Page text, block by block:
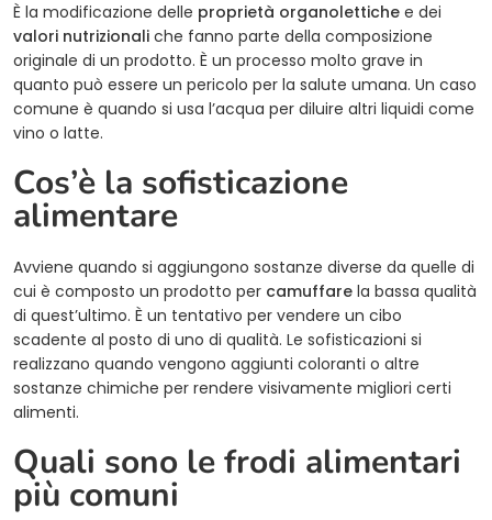
È la modificazione delle proprietà organolettiche e dei
valori nutrizionali che fanno parte della composizione
originale di un prodotto. È un processo molto grave in
quanto può essere un pericolo per la salute umana. Un caso
comune è quando si usa l’acqua per diluire altri liquidi come
vino o latte.
Cos’è la sofisticazione
alimentare
Avviene quando si aggiungono sostanze diverse da quelle di
cui è composto un prodotto per camuffare la bassa qualità
di quest’ultimo. È un tentativo per vendere un cibo
scadente al posto di uno di qualità. Le sofisticazioni si
realizzano quando vengono aggiunti coloranti o altre
sostanze chimiche per rendere visivamente migliori certi
alimenti.
Quali sono le frodi alimentari
più comuni